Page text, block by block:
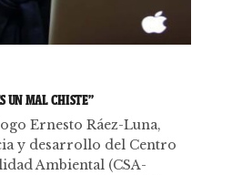
UN MAL CHISTE”
Ernesto Ráez-Luna,
y desarrollo del Centro
Ambiental (CSA-